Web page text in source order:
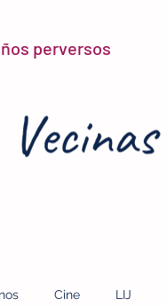
perversos
Cine LIJ